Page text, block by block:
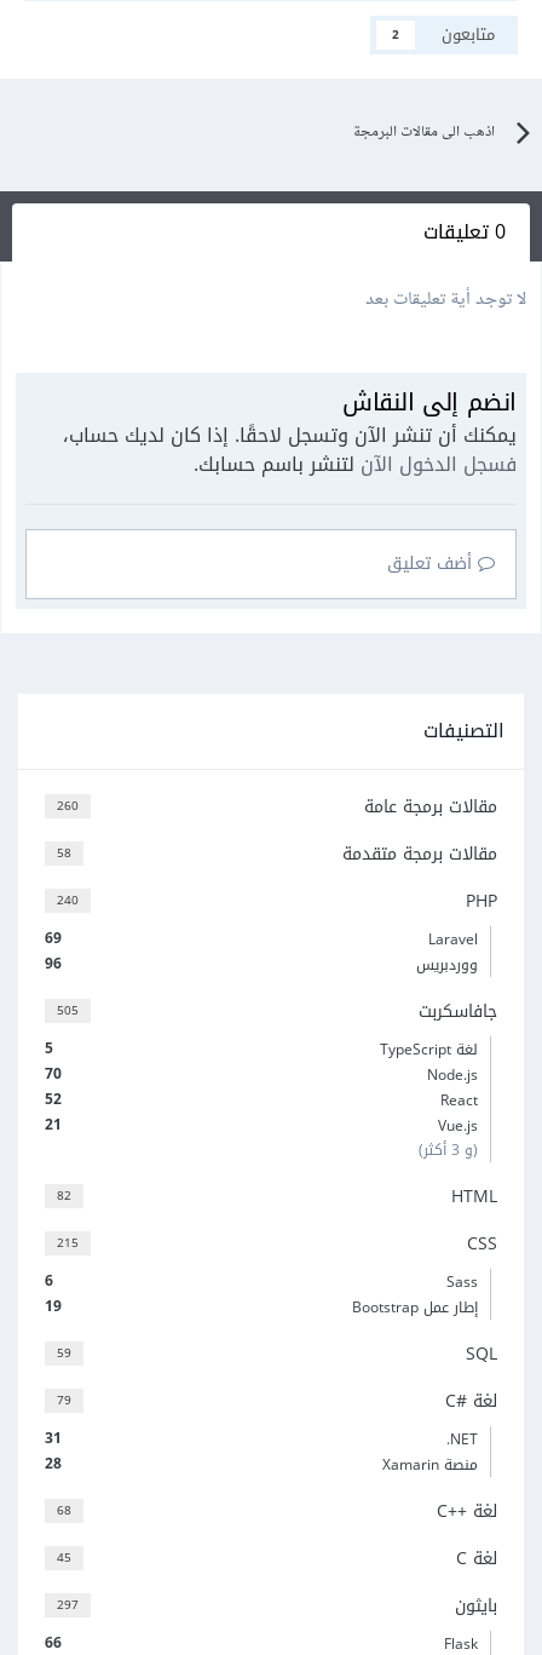
متابعون
2
اذهب الى مقالات البرمجة
0 تعليقات
لا توجد أية تعليقات بعد
انضم إلى النقاش
يمكنك أن تنشر الآن وتسجل لاحقًا. إذا كان لديك حساب،
فسجل الدخول الآن لتنشر باسم حسابك.
أضف تعليق
التصنيفات
260 مقالات برمجة عامة
58 مقالات برمجة متقدمة
240 PHP
69
Laravel
96
ووردبريس
505 جافاسكربت
5
لغة TypeScript
70
Node.js
52
React
21
Vue.js
(و 3 أكثر)
82 HTML
215 CSS
6
Sass
19
إطار عمل Bootstrap
59 SQL
79 لغة C#‎
31
‎.NET
28
منصة Xamarin
68 لغة C++‎
45 لغة C
297 بايثون
66
Flask